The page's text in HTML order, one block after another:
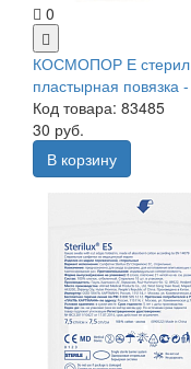
0
КОСМОПОР Е стерил
пластырная повязка
Код товара: 83485
30 руб.
В корзину